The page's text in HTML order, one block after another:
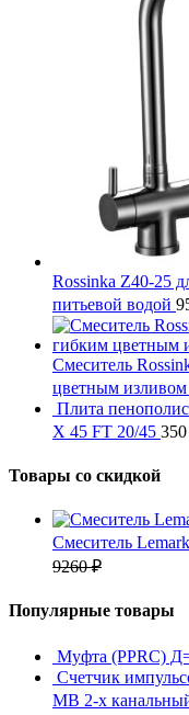
Rossinka Z40-25
питьевой водой
Смеситель
цветным изливом
Плита
X 45 FT 20/45 350
Товары со скидкой
Смеситель
9260₽
Популярные товары
Муфта (PPRC)
Счетчик
MB 2-х